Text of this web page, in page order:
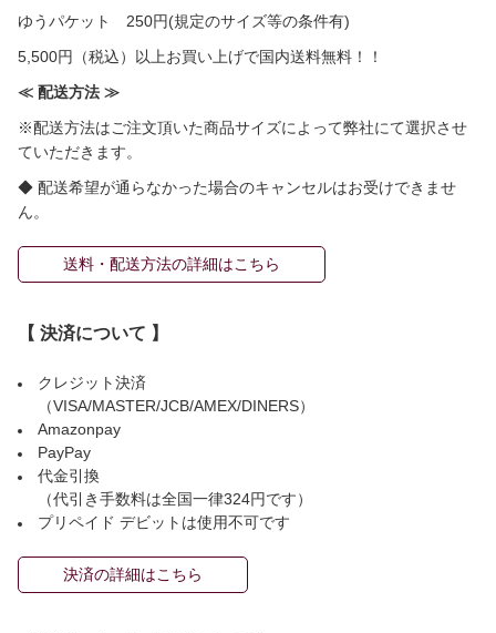
ゆうパケット 250円(規定のサイズ等の条件有)
5,500円（税込）以上お買い上げで国内送料無料！！
≪ 配送方法 ≫
※配送方法はご注文頂いた商品サイズによって弊社にて選択させ
ていただきます。
◆ 配送希望が通らなかった場合のキャンセルはお受けできませ
ん。
送料・配送方法の詳細はこちら
【 決済について 】
クレジット決済
（VISA/MASTER/JCB/AMEX/DINERS）
Amazonpay
PayPay
代金引換
（代引き手数料は全国一律324円です）
プリペイド デビットは使用不可です
決済の詳細はこちら